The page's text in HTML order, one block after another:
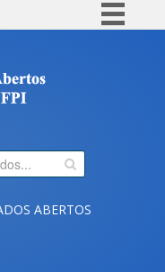
Comunica BR
Participe
Legislação
ABERTOS